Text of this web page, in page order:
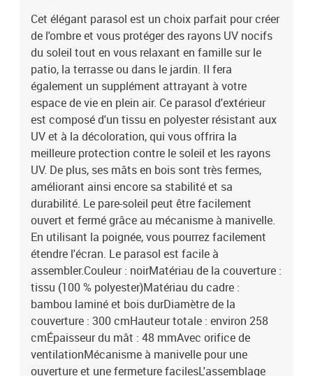
Cet élégant parasol est un choix parfait pour créer
de l'ombre et vous protéger des rayons UV nocifs
du soleil tout en vous relaxant en famille sur le
patio, la terrasse ou dans le jardin. Il fera
également un supplément attrayant à votre
espace de vie en plein air. Ce parasol d'extérieur
est composé d'un tissu en polyester résistant aux
UV et à la décoloration, qui vous offrira la
meilleure protection contre le soleil et les rayons
UV. De plus, ses mâts en bois sont très fermes,
améliorant ainsi encore sa stabilité et sa
durabilité. Le pare-soleil peut être facilement
ouvert et fermé grâce au mécanisme à manivelle.
En utilisant la poignée, vous pourrez facilement
étendre l'écran. Le parasol est facile à
assembler.Couleur : noirMatériau de la couverture :
tissu (100 % polyester)Matériau du cadre :
bambou laminé et bois durDiamètre de la
couverture : 300 cmHauteur totale : environ 258
cmÉpaisseur du mât : 48 mmAvec orifice de
ventilationMécanisme à manivelle pour une
ouverture et une fermeture facilesL'assemblage